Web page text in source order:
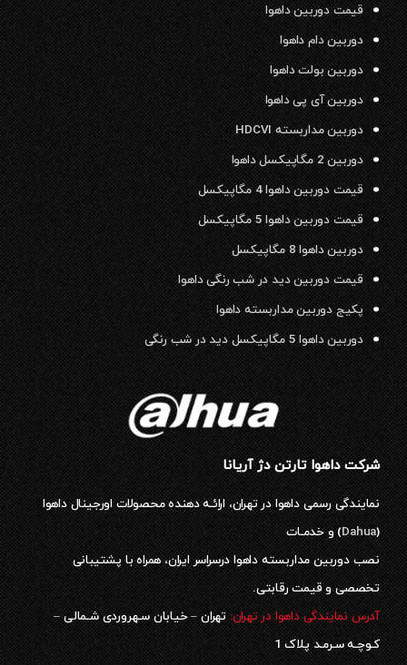
قیمت دوربین داهوا
دوربین دام داهوا
دوربین بولت داهوا
دوربین آی پی داهوا
دوربین مداربسته HDCVI
دوربین 2 مگاپیکسل داهوا
قیمت دوربین داهوا 4 مگاپیکسل
قیمت دوربین داهوا 5 مگاپیکسل
دوربین داهوا 8 مگاپیکسل
قیمت دوربین دید در شب رنگی داهوا
پکیج دوربین مداربسته داهوا
دوربین داهوا 5 مگاپیکسل دید در شب رنگی
شرکت داهوا تارتن دژ آریانا
نمایندگی رسمی داهوا در تهران، ارائـه دهنده محصولات اورجینال داهوا
(
Dahua) و خدمـات
نصب دوربین مداربسته داهوا درسراسر ایران، همراه با پشتیبانی
تخصصی و قیمت رقابتی.
آدرس نمایندگی داهوا در تهران:تهران – خیابان سـهروردی شـمالی –
کـوچـه سـرمـد پلاک 1